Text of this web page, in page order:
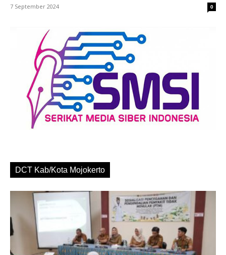
7 September 2024 0
DCT Kab/Kota Mojokerto